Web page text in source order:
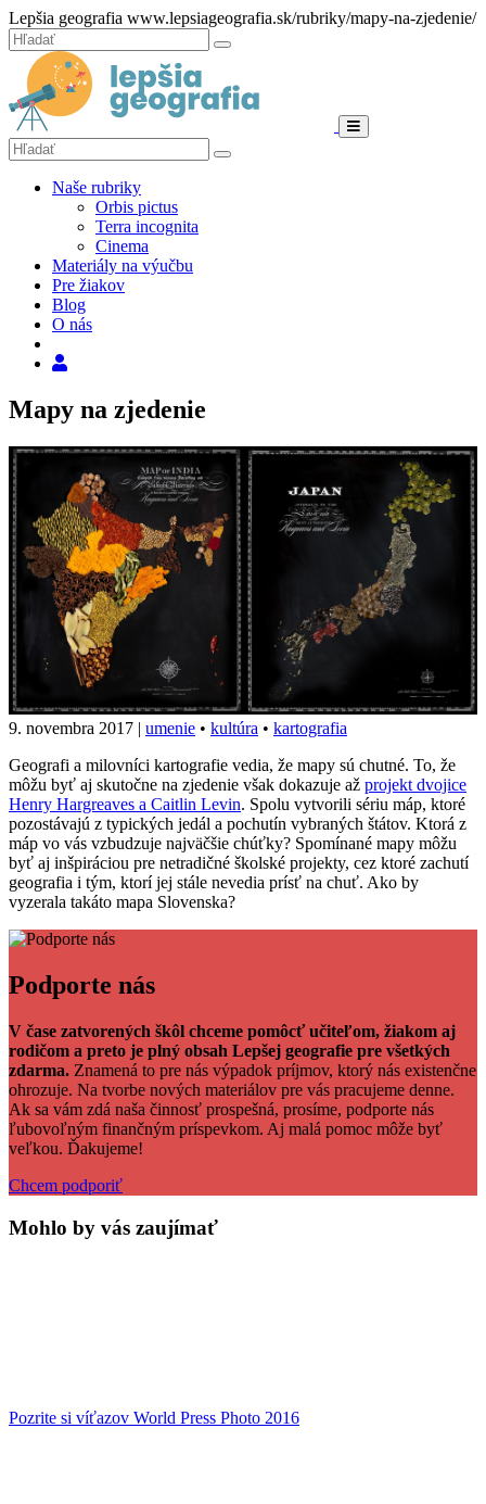
Hore
Lepšia geografia www.lepsiageografia.sk/rubriky/mapy-na-zjedenie/
Zatvoriť
Hľadať:
Hľadať
Menu
Hľadať:
Hľadať
Naše rubriky
Orbis pictus
Terra incognita
Cinema
Materiály na výučbu
Pre žiakov
Blog
O nás
Mapy na zjedenie
9. novembra 2017 | umenie • kultúra • kartografia
Geografi a milovníci kartografie vedia, že mapy sú chutné. To, že
môžu byť aj skutočne na zjedenie však dokazuje až projekt dvojice
Henry Hargreaves a Caitlin Levin. Spolu vytvorili sériu máp, ktoré
pozostávajú z typických jedál a pochutín vybraných štátov. Ktorá z
máp vo vás vzbudzuje najväčšie chúťky? Spomínané mapy môžu
byť aj inšpiráciou pre netradičné školské projekty, cez ktoré zachutí
geografia i tým, ktorí jej stále nevedia prísť na chuť. Ako by
vyzerala takáto mapa Slovenska?
Facebook
Tweet
Linkedin
Podporte nás
V čase zatvorených škôl chceme pomôcť učiteľom, žiakom aj
rodičom a preto je plný obsah Lepšej geografie pre všetkých
zdarma. Znamená to pre nás výpadok príjmov, ktorý nás existenčne
ohrozuje. Na tvorbe nových materiálov pre vás pracujeme denne.
Ak sa vám zdá naša činnosť prospešná, prosíme, podporte nás
ľubovoľným finančným príspevkom. Aj malá pomoc môže byť
veľkou. Ďakujeme!
Chcem podporiť
Mohlo by vás zaujímať
Pozrite si víťazov World Press Photo 2016